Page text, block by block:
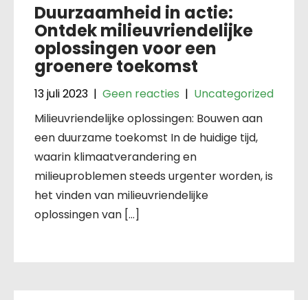
Duurzaamheid in actie:
Ontdek milieuvriendelijke
oplossingen voor een
groenere toekomst
13 juli 2023 | Geen reacties | Uncategorized
Milieuvriendelijke oplossingen: Bouwen aan
een duurzame toekomst In de huidige tijd,
waarin klimaatverandering en
milieuproblemen steeds urgenter worden, is
het vinden van milieuvriendelijke
oplossingen van […]